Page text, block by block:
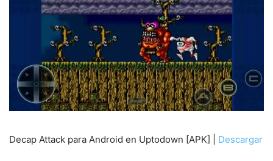
Decap Attack para Android en Uptodown [APK] | Descargar